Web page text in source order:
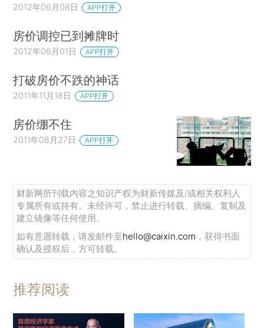
2012年06月08日 APP打开
房价调控已到摊牌时
2012年06月01日 APP打开
打破房价不跌的神话
2011年11月18日 APP打开
房价绷不住
2011年08月27日 APP打开
财新网所刊载内容之知识产权为财新传媒及/或相关权利人
专属所有或持有。未经许可，禁止进行转载、摘编、复制及
建立镜像等任何使用。
如有意愿转载，请发邮件至hello@caixin.com ，获得书面
确认及授权后，方可转载。
推荐阅读